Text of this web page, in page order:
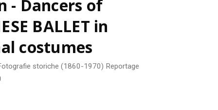
- Dancers of
BALLET in
costumes
storiche (1860-1970) Reportage